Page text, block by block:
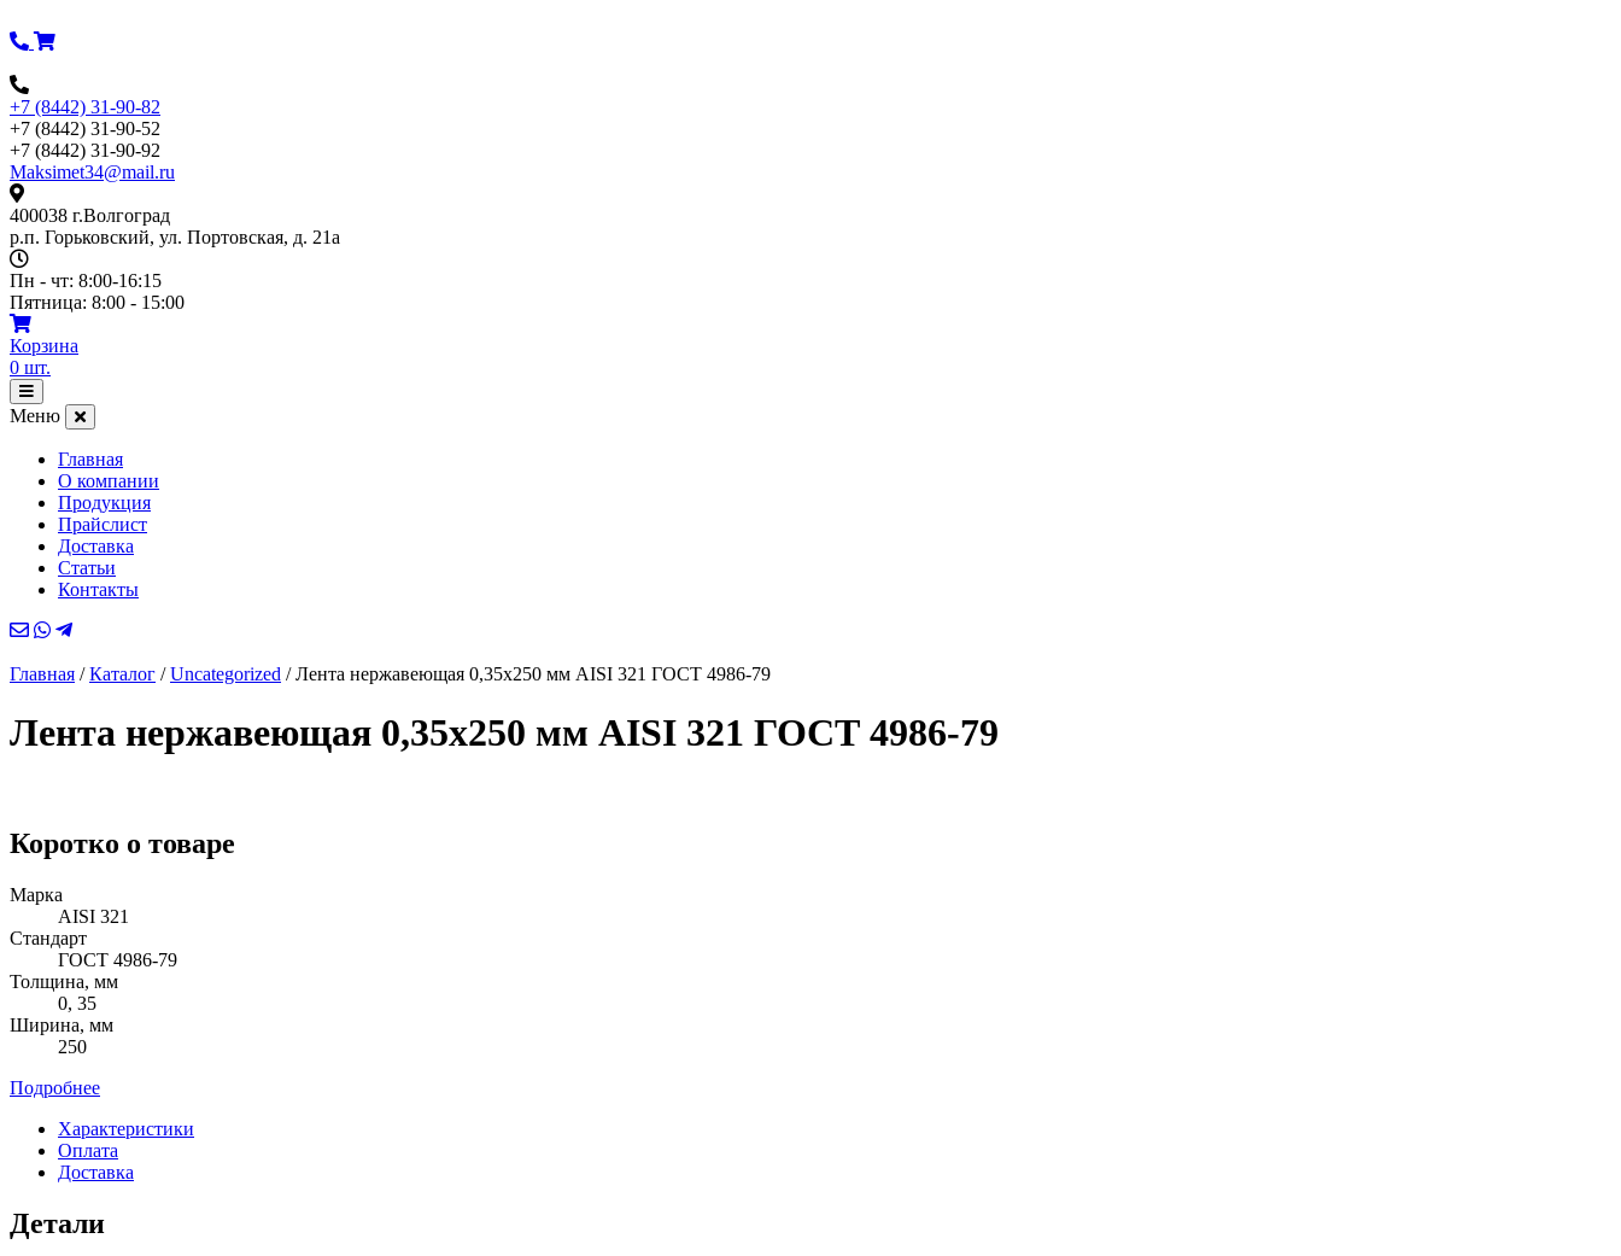
к
+7 (8442) 31-90-82
+7 (8442) 31-90-52
+7 (8442) 31-90-92
Maksimet34@mail.ru
400038 г.Волгоград
р.п. Горьковский, ул. Портовская, д. 21а
Пн - чт: 8:00-16:15
Пятница: 8:00 - 15:00
Корзина
0 шт.
Открыть
меню
Меню
Главная
О компании
Продукция
Прайслист
Доставка
Статьи
Контакты
Главная /Каталог /Uncategorized /Лента нержавеющая 0,35х250 мм AISI 321 ГОСТ 4986-79
Лента нержавеющая 0,35х250 мм AISI 321 ГОСТ 4986-79
Коротко о товаре
Марка
AISI 321
Стандарт
ГОСТ 4986-79
Толщина, мм
0, 35
Ширина, мм
250
Подробнее
Характеристики
Оплата
Доставка
Детали